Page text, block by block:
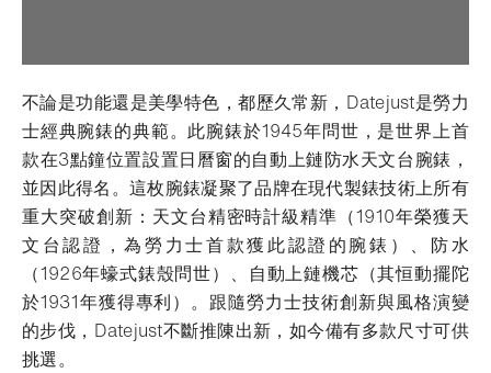
不論是功能還是美學特色，都歷久常新，Datejust是勞力
士經典腕錶的典範。此腕錶於1945年問世，是世界上首
款在3點鐘位置設置日曆窗的自動上鏈防水天文台腕錶，
並因此得名。這枚腕錶凝聚了品牌在現代製錶技術上所有
重大突破創新：天文台精密時計級精準（1910年榮獲天
文台認證，為勞力士首款獲此認證的腕錶）、防水
（1926年蠔式錶殼問世）、自動上鏈機芯（其恒動擺陀
於1931年獲得專利）。跟隨勞力士技術創新與風格演變
的步伐，Datejust不斷推陳出新，如今備有多款尺寸可供
挑選。